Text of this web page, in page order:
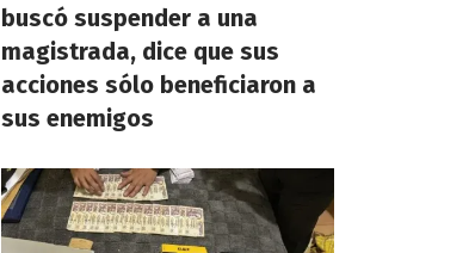
buscó suspender a una
magistrada, dice que sus
acciones sólo beneficiaron a
sus enemigos